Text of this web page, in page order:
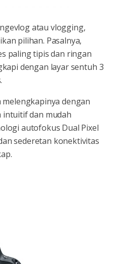
atau vlogging,
pilihan. Pasalnya,
paling tipis dan ringan
dengan layar sentuh 3
dengan
dan mudah
autofokus Dual Pixel
sederetan konektivitas